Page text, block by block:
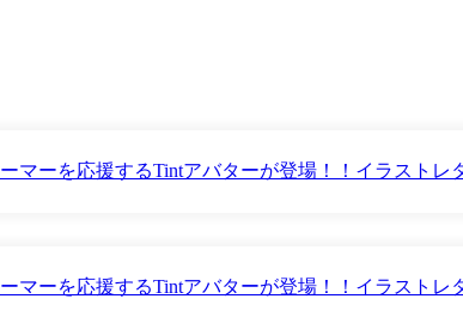
マーを応援するTintアバターが登場！！イラストレ
マーを応援するTintアバターが登場！！イラストレ